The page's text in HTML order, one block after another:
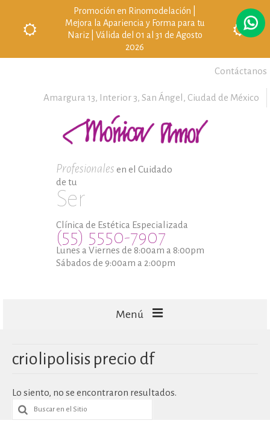
Promoción en Rinomodelación |
Mejora la Apariencia y Forma para tu
Nariz | Válida del 01 al 31 de Agosto
2026
Contáctanos
Amargura 13, Interior 3, San Ángel, Ciudad de México
Profesionales en el Cuidado
de tu
Ser
Clínica de Estética Especializada
(55) 5550-7907
Lunes a Viernes de 8:00am a 8:00pm
Sábados de 9:00am a 2:00pm
Menú
CAPILARES
TECNOLOGÍA
criolipolisis precio df
Lo siento, no se encontraron resultados.